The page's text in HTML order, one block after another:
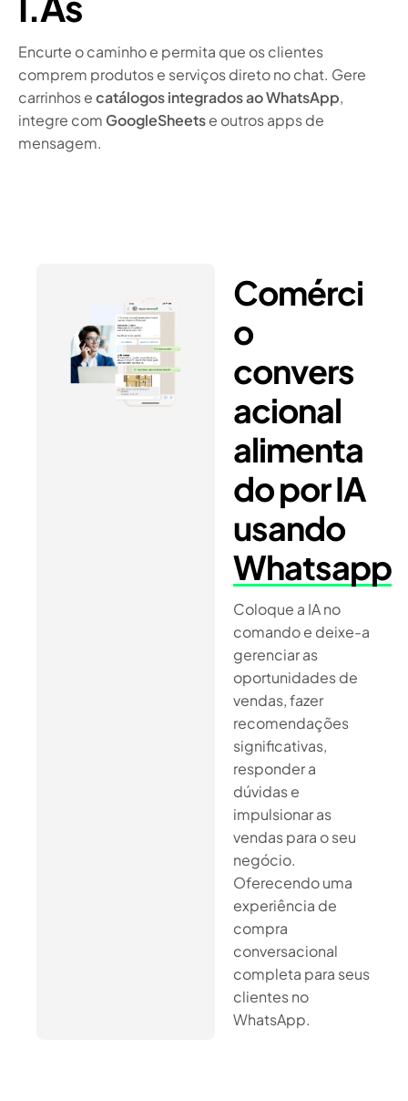
Encurte o caminho e permita que os clientes
comprem produtos e serviços direto no chat. Gere
carrinhos ecatálogos integrados ao WhatsApp,
integre com GoogleSheetse outros apps de
mensagem.
Comérci
o
convers
acional
alimenta
do por IA
usando
Whatsapp
Coloque a IA no
comando e deixe-a
gerenciar as
oportunidades de
vendas, fazer
recomendações
significativas,
responder a
dúvidas e
impulsionar as
vendas para o seu
negócio.
Oferecendo uma
experiência de
compra
conversacional
completa para seus
clientes no
WhatsApp.